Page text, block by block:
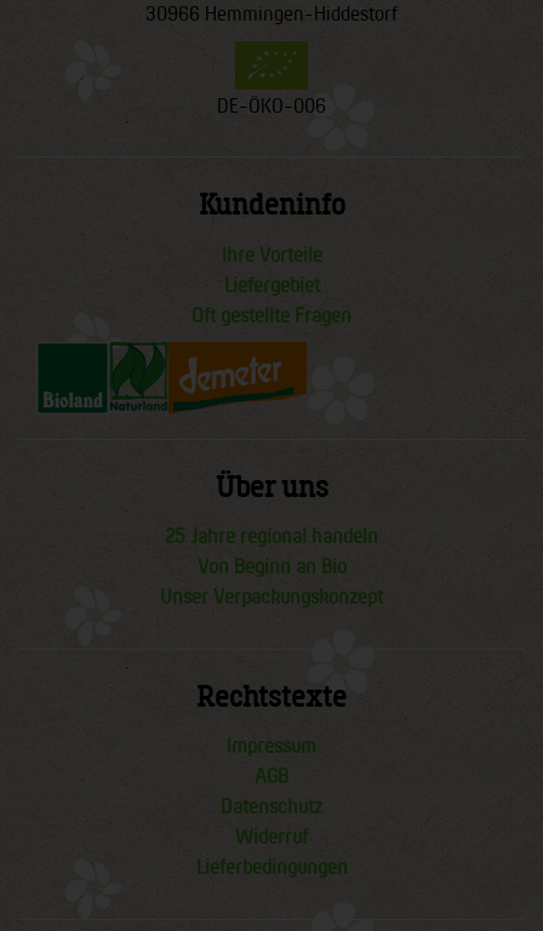
30966 Hemmingen-Hiddestorf
DE-ÖKO-006
Kundeninfo
Ihre Vorteile
Liefergebiet
Oft gestellte Fragen
Über uns
25 Jahre regional handeln
Von Beginn an Bio
Unser Verpackungskonzept
Rechtstexte
Impressum
AGB
Datenschutz
Widerruf
Lieferbedingungen